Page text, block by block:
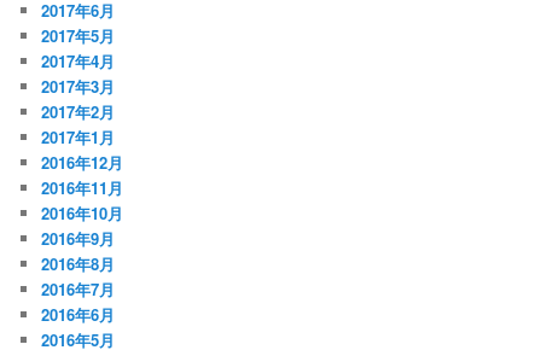
2017年6月
2017年5月
2017年4月
2017年3月
2017年2月
2017年1月
2016年12月
2016年11月
2016年10月
2016年9月
2016年8月
2016年7月
2016年6月
2016年5月